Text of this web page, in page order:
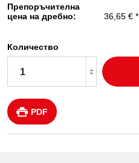
Препоръчителна
цена на дребно:
36,65 € *
Количество
PDF